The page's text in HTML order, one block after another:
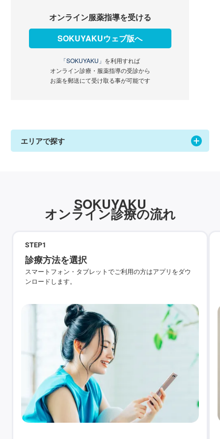
オンライン服薬指導を受ける
SOKUYAKUウェブ版へ
「SOKUYAKU」 を利用すれば
オンライン診療・服薬指導の受診から
お薬を郵送にて受け取る事が可能です
エリアで探す
SOKUYAKU
オンライン診療の流れ
STEP1
診療方法を選択
スマートフォン・タブレットでご利用の方はアプリをダウ
ンロードします。